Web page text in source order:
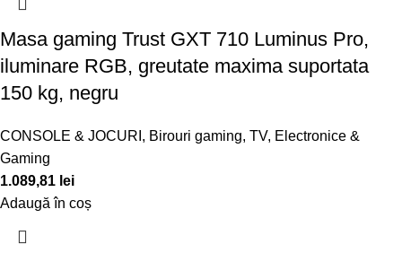
Masa gaming Trust GXT 710 Luminus Pro,
iluminare RGB, greutate maxima suportata
150 kg, negru
CONSOLE & JOCURI , Birouri gaming, TV, Electronice &
Gaming
1.089,81 lei
Adaugă în coș